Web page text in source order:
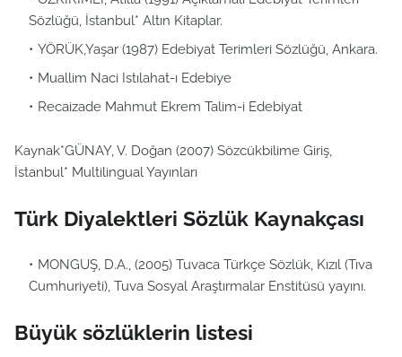
Sözlüğü, İstanbul* Altın Kitaplar.
YÖRÜK,Yaşar (1987) Edebiyat Terimleri Sözlüğü, Ankara.
Muallim Naci Istılahat-ı Edebiye
Recaizade Mahmut Ekrem Talim-i Edebiyat
Kaynak*GÜNAY, V. Doğan (2007) Sözcükbilime Giriş,
İstanbul* Multilingual Yayınları
Türk Diyalektleri Sözlük Kaynakçası
MONGUŞ, D.A., (2005) Tuvaca Türkçe Sözlük, Kızıl (Tıva
Cumhuriyeti), Tuva Sosyal Araştırmalar Enstitüsü yayını.
Büyük sözlüklerin listesi